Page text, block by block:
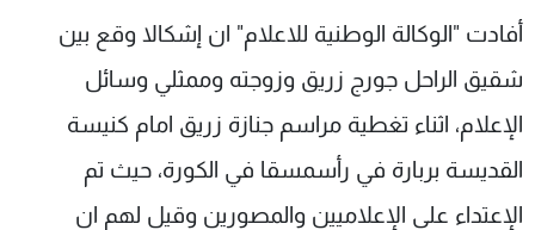
أفادت "الوكالة الوطنية للاعلام" ان إشكالا وقع بين
شقيق الراحل جورج زريق وزوجته وممثلي وسائل
الإعلام، اثناء تغطية مراسم جنازة زريق امام كنيسة
القديسة بربارة في رأسمسقا في الكورة، حيث تم
الإعتداء على الإعلاميين والمصورين وقيل لهم ان
شاهد البرامج
عن MTV
الإنـتـاج
لاعلاناتكم
وظائف
تواصل معنا
شروط الإسـتخدام
سياسة الخصوصية